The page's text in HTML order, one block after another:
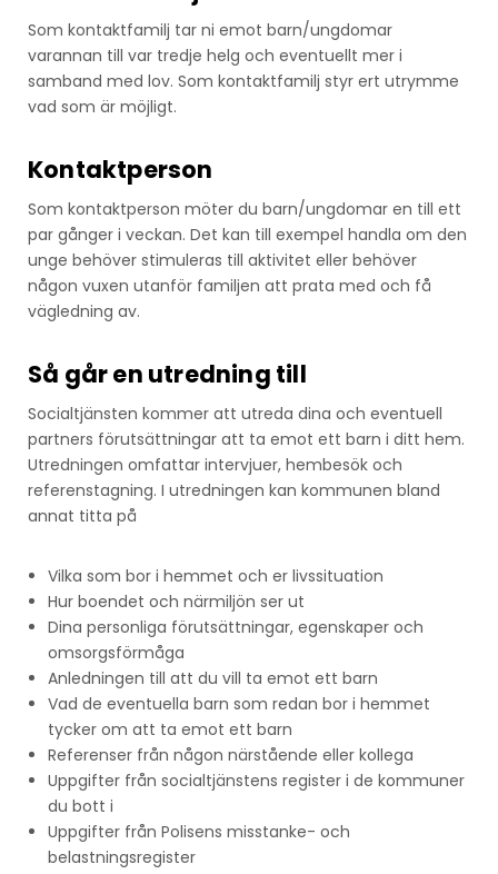
Som kontaktfamilj tar ni emot barn/ungdomar
varannan till var tredje helg och eventuellt mer i
samband med lov. Som kontaktfamilj styr ert utrymme
vad som är möjligt.
Kontaktperson
Som kontaktperson möter du barn/ungdomar en till ett
par gånger i veckan. Det kan till exempel handla om den
unge behöver stimuleras till aktivitet eller behöver
någon vuxen utanför familjen att prata med och få
vägledning av.
Så går en utredning till
Socialtjänsten kommer att utreda dina och eventuell
partners förutsättningar att ta emot ett barn i ditt hem.
Utredningen omfattar intervjuer, hembesök och
referenstagning. I utredningen kan kommunen bland
annat titta på
Vilka som bor i hemmet och er livssituation
Hur boendet och närmiljön ser ut
Dina personliga förutsättningar, egenskaper och
omsorgsförmåga
Anledningen till att du vill ta emot ett barn
Vad de eventuella barn som redan bor i hemmet
tycker om att ta emot ett barn
Referenser från någon närstående eller kollega
Uppgifter från socialtjänstens register i de kommuner
du bott i
Uppgifter från Polisens misstanke- och
belastningsregister